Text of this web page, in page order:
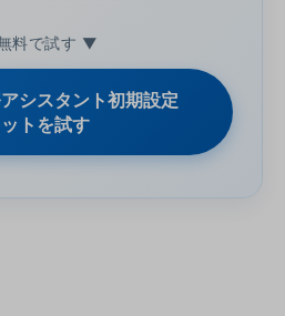
料で試す ▼
シスタント初期設定
トを試す